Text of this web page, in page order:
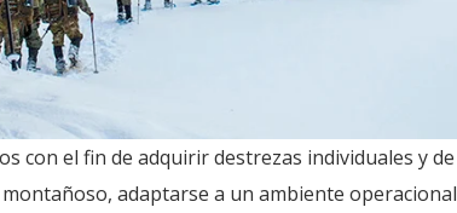
con el fin de adquirir destrezas individuales y de
adaptarse a un ambiente operacional